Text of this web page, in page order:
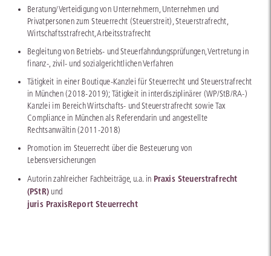
Beratung/Verteidigung von Unternehmern, Unternehmen und
Privatpersonen zum Steuerrecht (Steuerstreit), Steuerstrafrecht,
Wirtschaftsstrafrecht, Arbeitsstrafrecht
Begleitung von Betriebs- und Steuerfahndungsprüfungen, Vertretung in
finanz-, zivil- und sozialgerichtlichen Verfahren
Tätigkeit in einer Boutique-Kanzlei für Steuerrecht und Steuerstrafrecht
in München (2018-2019); Tätigkeit in interdisziplinärer (WP/StB/RA-)
Kanzlei im Bereich Wirtschafts- und Steuerstrafrecht sowie Tax
Compliance in München als Referendarin und angestellte
Rechtsanwältin (2011-2018)
Promotion im Steuerrecht über die Besteuerung von
Lebensversicherungen
Autorin zahlreicher Fachbeiträge, u.a. in Praxis Steuerstrafrecht
(PStR)und
juris PraxisReport Steuerrecht